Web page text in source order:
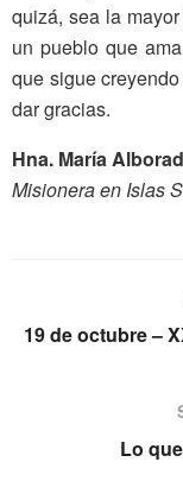
quizá, sea la
un pueblo que
que sigue
dar gracias.
Hna. María
Misionera en Islas
19 de octubre –
Lo